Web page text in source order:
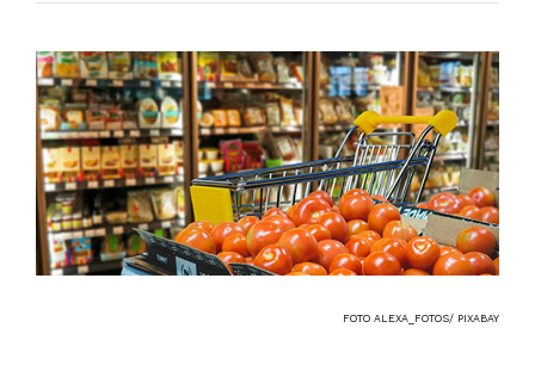
FOTO ALEXA_FOTOS/ PIXABAY